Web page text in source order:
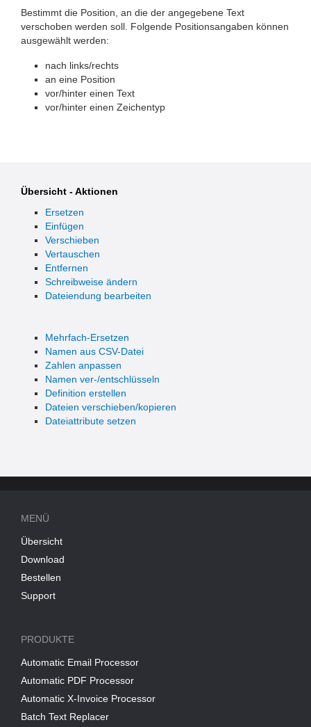
Bestimmt die Position, an die der angegebene Text
verschoben werden soll. Folgende Positionsangaben können
ausgewählt werden:
nach links/rechts
an eine Position
vor/hinter einen Text
vor/hinter einen Zeichentyp
Übersicht - Aktionen
Ersetzen
Einfügen
Verschieben
Vertauschen
Entfernen
Schreibweise ändern
Dateiendung bearbeiten
Mehrfach-Ersetzen
Namen aus CSV-Datei
Zahlen anpassen
Namen ver-/entschlüsseln
Definition erstellen
Dateien verschieben/kopieren
Dateiattribute setzen
MENÜ
Übersicht
Download
Bestellen
Support
PRODUKTE
Automatic Email Processor
Automatic PDF Processor
Automatic X-Invoice Processor
Batch Text Replacer